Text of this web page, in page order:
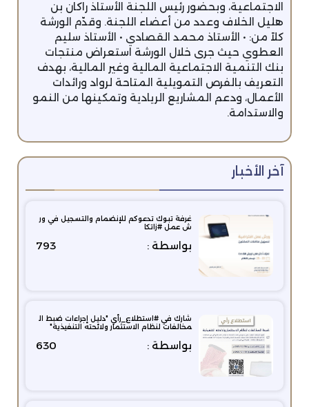
الاجتماعية، وبحضور رئيس اللجنة الأستاذ راكان بن
هليل الخلاف وعدد من أعضاء اللجنة. وقدّم الورشة
كلاً من: • الأستاذ محمد القصادي • الأستاذ سليم
العطوي حيث جرى خلال الورشة استعراض منتجات
بنك التنمية الاجتماعية المالية وغير المالية، بهدف
التعريف بالفرص التمويلية المتاحة لرواد ورائدات
الأعمال، ودعم المشاريع الريادية وتمكينها من النمو
والاستدامة.
آخر الأخبار
غرفة تبوك تدعوكم للإنضمام والتسجيل في ور
ش عمل #زاتكا
بواسطة : 793
شارك في #استطلاع_رأي "دليل إجراءات ضبط ال
مخالفات لنظام الاستثمار ولائحته التنفيذية"
بواسطة : 630